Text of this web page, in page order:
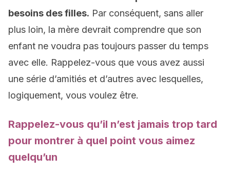
besoins des filles. Par conséquent, sans aller
plus loin, la mère devrait comprendre que son
enfant ne voudra pas toujours passer du temps
avec elle. Rappelez-vous que vous avez aussi
une série d’amitiés et d’autres avec lesquelles,
logiquement, vous voulez être.
Rappelez-vous qu’il n’est jamais trop tard
pour montrer à quel point vous aimez
quelqu’un